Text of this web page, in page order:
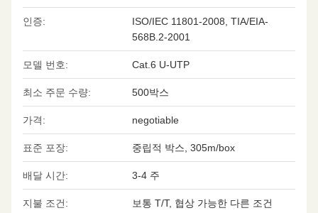
인증:
ISO/IEC 11801-2008, TIA/EIA-
568B.2-2001
모델 번호: Cat.6 U-UTP
최소 주문 수량: 500박스
가격: negotiable
표준 포장: 중립적 박스, 305m/box
배달 시간: 3-4 주
지불 조건: 보통 T/T, 협상 가능한 다른 조건